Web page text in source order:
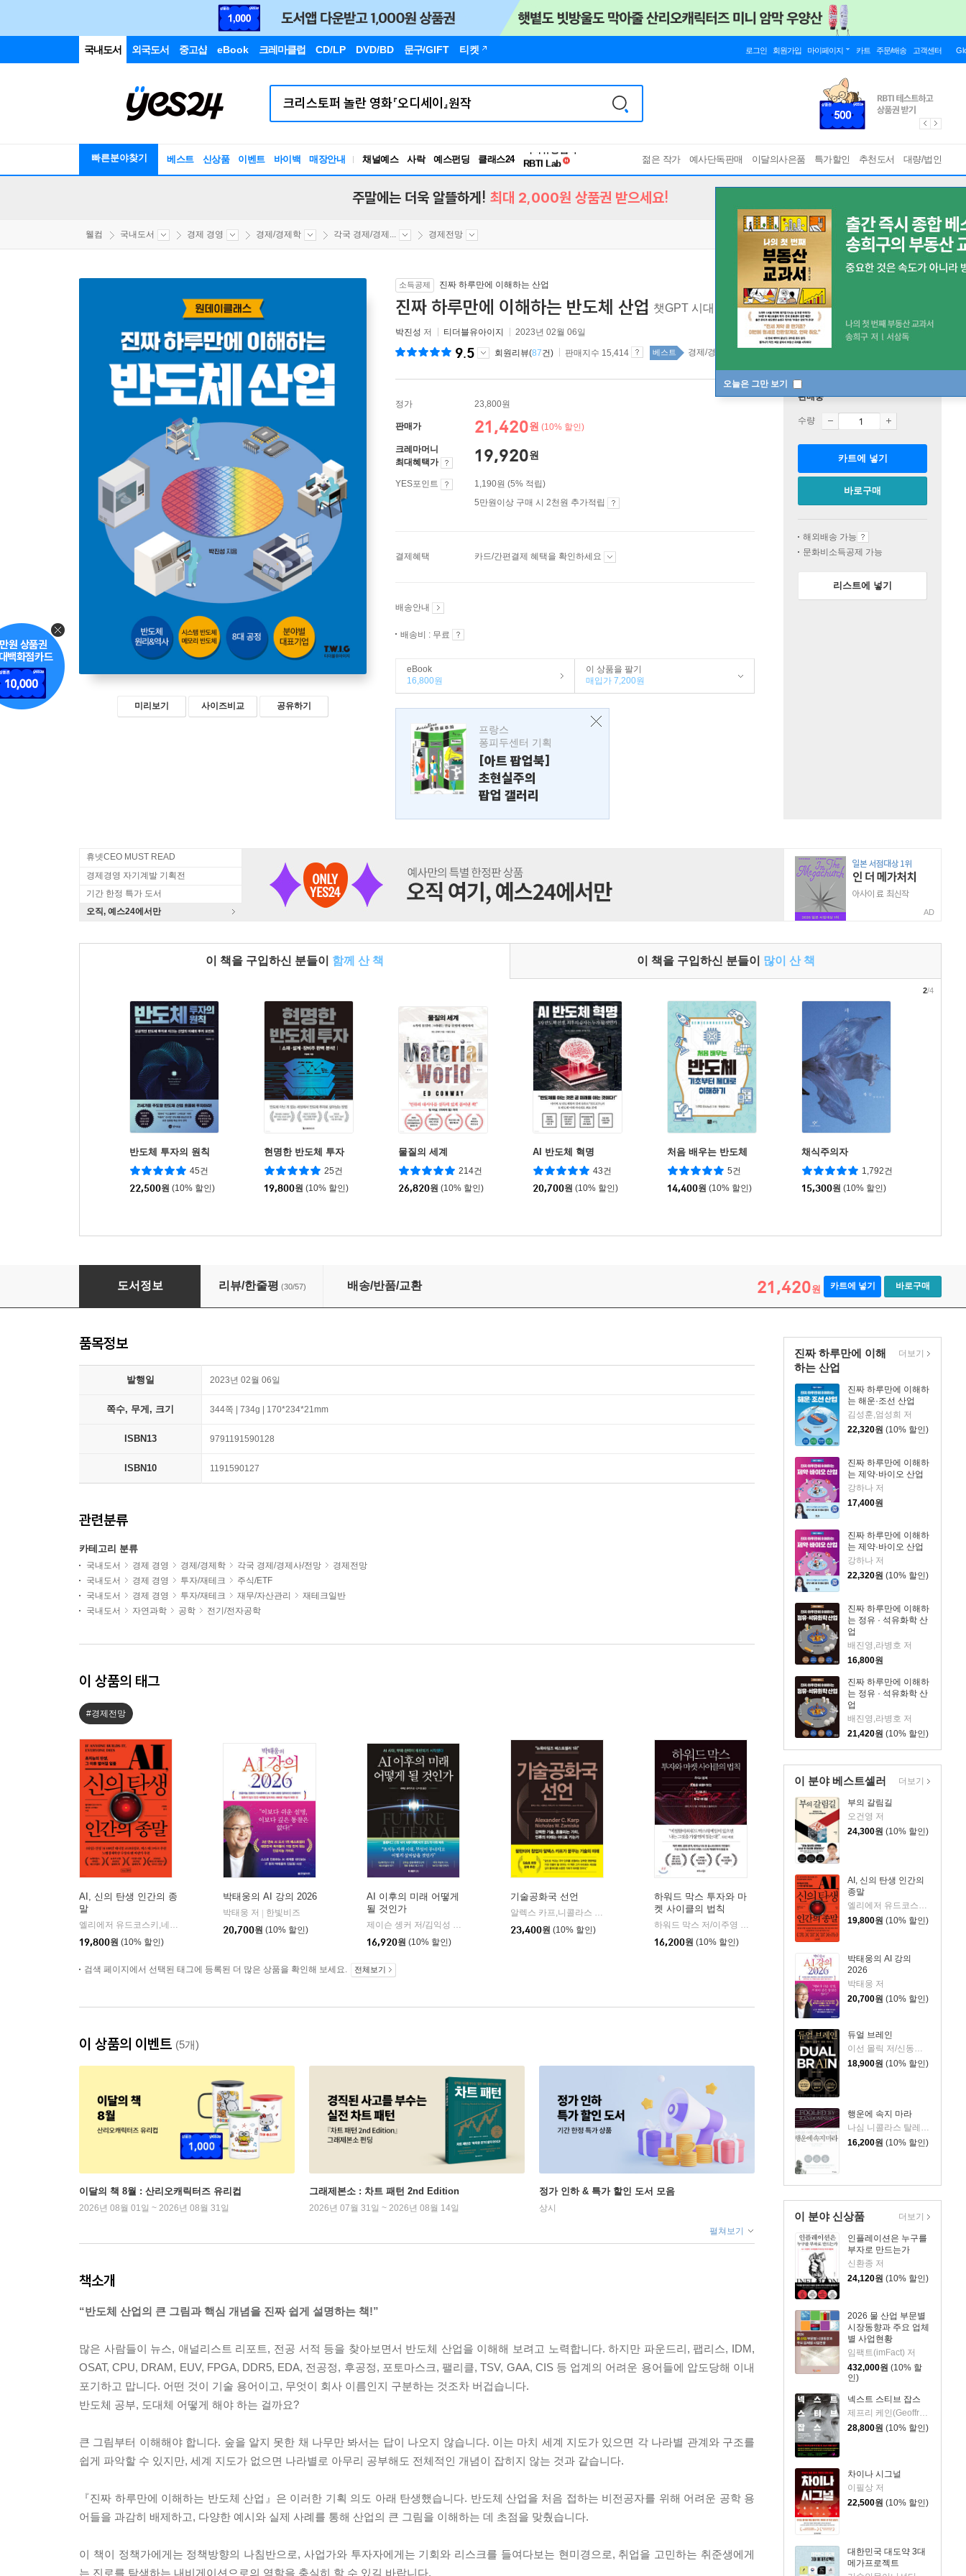
국내도서 외국도서 중고샵 eBook 크레마클럽 CD/LP DVD/BD 문구/GIFT 티켓 로그인 회원가입 마이페이지 카트 주문/배송 고객센터
빠른분야찾기 베스트 신상품 이벤트 바이백 매장안내 채널예스 사락 예스펀딩 클래스24
RBTI Lab
독서유형검사
젊은 작가 예사단독판매 이달의사은품 특가할인 추천도서 대량/법인
오늘은 그만 보기
주말에는 더욱 알뜰하게! 최대 2,000원 상품권 받으세요!
웰컴 국내도서 경제 경영 경제/경제학 각국 경제/경제... 경제전망
미리보기 사이즈비교 공유하기
소득공제 진짜 하루만에 이해하는 산업
진짜 하루만에 이해하는 반도체 산업 챗GPT 시대, 기회는 반도체 산업에 있습니다!
박진성 저 티더블유아이지 2023년 02월 06일
9.5 회원리뷰(87건) 판매지수 15,414 베스트 경제/경제학 47위
정가 23,800원
판매가 21,420원 (10% 할인)
크레마머니
최대혜택가
19,920원
YES포인트
1,190원 (5% 적립)
5만원이상 구매 시 2천원 추가적립
결제혜택 카드/간편결제 혜택을 확인하세요
배송안내
배송비 : 무료
eBook
16,800원
이 상품을 팔기
매입가 7,200원
프랑스
퐁피두센터 기획
[아트 팝업북]
초현실주의
팝업 갤러리
판매중
수량
카트에 넣기
바로구매
해외배송 가능
문화비소득공제 가능
리스트에 넣기
휴넷CEO MUST READ
경제경영 자기계발 기획전
기간 한정 특가 도서
오직, 예스24에서만
AD
이 책을 구입하신 분들이 함께 산 책 이 책을 구입하신 분들이 많이 산 책
반도체 투자의 원칙
45건
22,500원 (10% 할인)
현명한 반도체 투자
25건
19,800원 (10% 할인)
물질의 세계
214건
26,820원 (10% 할인)
AI 반도체 혁명
43건
20,700원 (10% 할인)
처음 배우는 반도체
5건
14,400원 (10% 할인)
채식주의자
1,792건
15,300원 (10% 할인)
2/4
진짜 하루만에 이해하는 반도체 산업
도서정보 리뷰/한줄평 (30/57) 배송/반품/교환 21,420원 카트에 넣기 바로구매
진짜 하루만에 이해
하는 산업
진짜 하루만에 이해하
는 해운·조선 산업
김성훈,엄성희 저
22,320원 (10% 할인)
진짜 하루만에 이해하
는 제약·바이오 산업
강하나 저
17,400원
진짜 하루만에 이해하
는 제약·바이오 산업
강하나 저
22,320원 (10% 할인)
진짜 하루만에 이해하
는 정유 · 석유화학 산
업
배진영,라병호 저
16,800원
진짜 하루만에 이해하
는 정유 · 석유화학 산
업
배진영,라병호 저
21,420원 (10% 할인)
더보기
이 분야 베스트셀러
부의 갈림길
오건영 저
24,300원 (10% 할인)
AI, 신의 탄생 인간의
종말
19,800원 (10% 할인)
박태웅의 AI 강의
2026
박태웅 저
20,700원 (10% 할인)
듀얼 브레인
이선 몰릭 저/신동숙 역
18,900원 (10% 할인)
행운에 속지 마라
나심 니콜라스 탈레브 저/이건 역/신진오 감수
16,200원 (10% 할인)
더보기
이 분야 신상품
인플레이션은 누구를
부자로 만드는가
신환종 저
24,120원 (10% 할인)
2026 물 산업 부문별
시장동향과 주요 업체
별 사업현황
임팩트(imFact) 저
432,000원 (10% 할
인)
넥스트 스티브 잡스
제프리 케인(Geoffrey Cain) 저/이민석 역
28,800원 (10% 할인)
차이나 시그널
이필상 저
22,500원 (10% 할인)
대한민국 대도약 3대
메가프로젝트
더보기
품목정보
발행일 2023년 02월 06일
쪽수, 무게, 크기 344쪽 | 734g | 170*234*21mm
ISBN13 9791191590128
ISBN10 1191590127
관련분류
카테고리 분류
국내도서 경제 경영 경제/경제학 각국 경제/경제사/전망
경제전망
국내도서
경제 경영 투자/재테크
주식/ETF
국내도서
경제 경영 투자/재테크 재무/자산관리
재테크일반
국내도서
자연과학 공학 전기/전자공학
이 상품의 태그
#경제전망
AI, 신의 탄생 인간의 종
말
엘리에저 유드코스키,네이트 소아레스 공저/고영훈 역 | 상상스퀘어
19,800원 (10% 할인)
박태웅의 AI 강의 2026
박태웅 저
한빛비즈
20,700원 (10% 할인)
AI 이후의 미래 어떻게
될 것인가
제이슨 솅커 저/김익성 역
16,920원 (10% 할인)
기술공화국 선언
알렉스 카프,니콜라스 자미스카 저/빅데이터닥터(Dr. Jeon YD) 역
지식노마드
23,400원 (10% 할인)
하워드 막스 투자와 마
켓 사이클의 법칙
하워드 막스 저/이주영 역/홍춘욱 감수 | 비즈니스북스
16,200원 (10% 할인)
검색 페이지에서 선택된 태그에 등록된 더 많은 상품을 확인해 보세요. 전체보기
이 상품의 이벤트 (5개)
이달의 책 8월 : 산리오캐릭터즈 유리컵
2026년 08월 01일 ~ 2026년 08월 31일
그래제본소 : 차트 패턴 2nd Edition
2026년 07월 31일 ~ 2026년 08월 14일
정가 인하 & 특가 할인 도서 모음
상시
펼쳐보기
책소개
“반도체 산업의 큰 그림과 핵심 개념을 진짜 쉽게 설명하는 책!”
많은 사람들이 뉴스, 애널리스트 리포트, 전공 서적 등을 찾아보면서 반도체 산업을 이해해 보려고 노력합니다. 하지만 파운드리, 팹리스, IDM,
OSAT, CPU, DRAM, EUV, FPGA, DDR5, EDA, 전공정, 후공정, 포토마스크, 팰리클, TSV, GAA, CIS 등 업계의 어려운 용어들에 압도당해 이내
포기하고 맙니다. 어떤 것이 기술 용어이고, 무엇이 회사 이름인지 구분하는 것조차 버겁습니다.
반도체 공부, 도대체 어떻게 해야 하는 걸까요?
큰 그림부터 이해해야 합니다. 숲을 알지 못한 채 나무만 봐서는 답이 나오지 않습니다. 이는 마치 세계 지도가 있으면 각 나라별 관계와 구조를
쉽게 파악할 수 있지만, 세계 지도가 없으면 나라별로 아무리 공부해도 전체적인 개념이 잡히지 않는 것과 같습니다.
『진짜 하루만에 이해하는 반도체 산업』은 이러한 기획 의도 아래 탄생했습니다. 반도체 산업을 처음 접하는 비전공자를 위해 어려운 공학 용
어들을 과감히 배제하고, 다양한 예시와 실제 사례를 통해 산업의 큰 그림을 이해하는 데 초점을 맞췄습니다.
이 책이 정책가에게는 정책방향의 나침반으로, 사업가와 투자자에게는 기회와 리스크를 들여다보는 현미경으로, 취업을 고민하는 취준생에게
는 진로를 탐색하는 내비게이션으로의 역할을 충실히 할 수 있길 바랍니다.